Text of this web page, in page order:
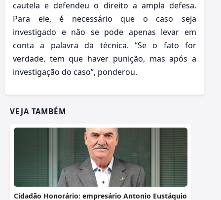
cautela e defendeu o direito a ampla defesa.
Para ele, é necessário que o caso seja
investigado e não se pode apenas levar em
conta a palavra da técnica. “Se o fato for
verdade, tem que haver punição, mas após a
investigação do caso”, ponderou.
VEJA TAMBÉM
Cidadão Honorário: empresário Antonio Eustáquio